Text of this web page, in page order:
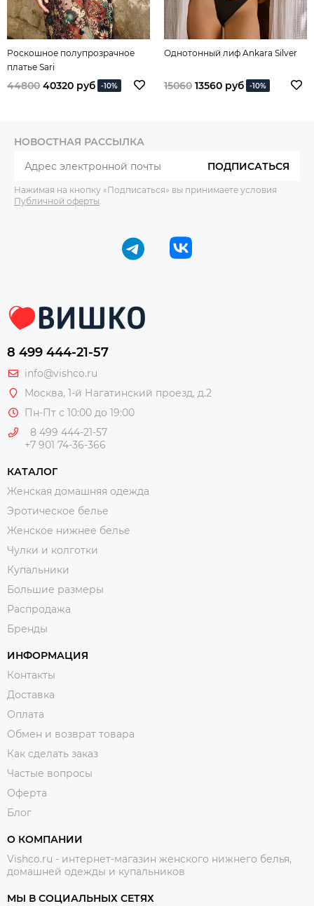
Роскошное полупрозрачное
платье Sari
44800 40320 руб -10%
Однотонный лиф Ankara Silver
15060 13560 руб -10%
НОВОСТНАЯ РАССЫЛКА
ПОДПИСАТЬСЯ
Нажимая на кнопку «Подписаться» вы принимаете условия
Публичной оферты
8 499 444-21-57
info@vishco.ru
Москва, 1-й Нагатинский проезд, д.2
Пн-Пт с 10:00 до 19:00
8 499 444-21-57
+7 901 74-36-366
КАТАЛОГ
Женская домашняя одежда
Эротическое белье
Женское нижнее белье
Чулки и колготки
Купальники
Большие размеры
Распродажа
Бренды
ИНФОРМАЦИЯ
Контакты
Доставка
Оплата
Обмен и возврат товара
Как сделать заказ
Частые вопросы
Оферта
Блог
О КОМПАНИИ
Vishco.ru - интернет-магазин женского нижнего белья,
домашней одежды и купальников
МЫ В СОЦИАЛЬНЫХ СЕТЯХ